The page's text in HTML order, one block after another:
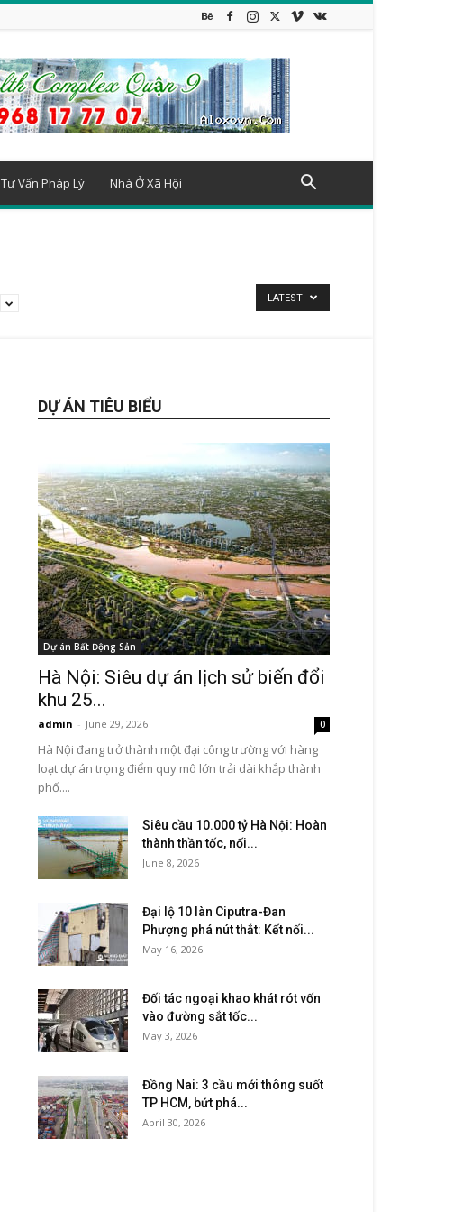
Tư Vấn Pháp Lý Nhà Ở Xã Hội
LATEST
DỰ ÁN TIÊU BIỂU
Dự án Bất Động Sản
Hà Nội: Siêu dự án lịch sử biến đổi
khu 25...
admin - June 29, 2026 0
Hà Nội đang trở thành một đại công trường với hàng
loạt dự án trọng điểm quy mô lớn trải dài khắp thành
phố....
Siêu cầu 10.000 tỷ Hà Nội: Hoàn
thành thần tốc, nối...
June 8, 2026
Đại lộ 10 làn Ciputra-Đan
Phượng phá nút thắt: Kết nối...
May 16, 2026
Đối tác ngoại khao khát rót vốn
vào đường sắt tốc...
May 3, 2026
Đồng Nai: 3 cầu mới thông suốt
TP HCM, bứt phá...
April 30, 2026